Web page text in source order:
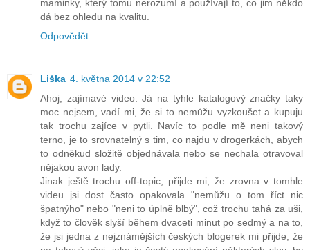
maminky, který tomu nerozumí a používají to, co jim někdo
dá bez ohledu na kvalitu.
Odpovědět
Liška 4. května 2014 v 22:52
Ahoj, zajímavé video. Já na tyhle katalogový značky taky
moc nejsem, vadí mi, že si to nemůžu vyzkoušet a kupuju
tak trochu zajíce v pytli. Navíc to podle mě neni takový
terno, je to srovnatelný s tim, co najdu v drogerkách, abych
to odněkud složitě objednávala nebo se nechala otravoval
nějakou avon lady.
Jinak ještě trochu off-topic, přijde mi, že zrovna v tomhle
videu jsi dost často opakovala "nemůžu o tom říct nic
špatnýho" nebo "neni to úplně blbý", což trochu tahá za uši,
když to člověk slyší během dvaceti minut po sedmý a na to,
že jsi jedna z nejznámějších českých blogerek mi přijde, že